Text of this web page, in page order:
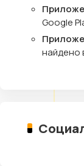
Google
найдено